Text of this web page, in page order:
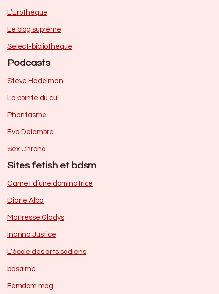
L’Erothèque
Le blog suprême
Select-bibliothèque
Podcasts
Steve Hadelman
La pointe du cul
Phantasme
Eva Delambre
Sex Chrono
Sites fetish et bdsm
Carnet d’une dominatrice
Diane Alba
Maîtresse Gladys
Inanna Justice
L’école des arts sadiens
bdsaime
Femdom mag